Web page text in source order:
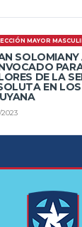
MAYOR
SOLOMIANY
DE LA
EN
2023